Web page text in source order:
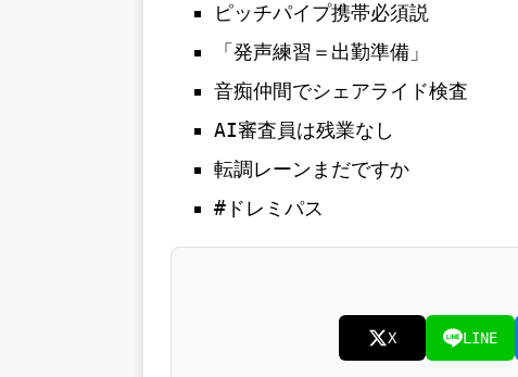
ピッチパイプ携帯必須説
「発声練習＝出勤準備」
音痴仲間でシェアライド検査
AI審査員は残業なし
転調レーンまだですか
#ドレミパス
X LINE